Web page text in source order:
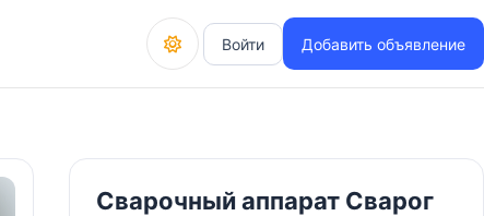
Войти Добавить объявление
Сварочный аппарат Сварог